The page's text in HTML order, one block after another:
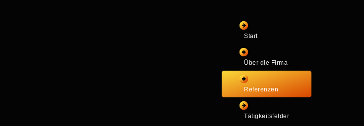
Start
Über die Firma
Referenzen
Tätigkeitsfelder